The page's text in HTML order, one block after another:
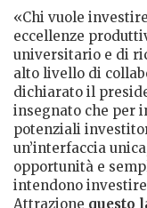
«Chi vuole
eccellenze
universitario e di
alto livello di
dichiarato il
insegnato che per
potenziali
un’interfaccia
opportunità e
intendono
Attrazione questo